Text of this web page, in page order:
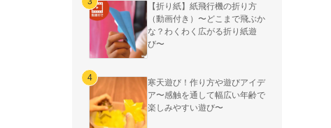
【折り紙】紙飛行機の折り方
（動画付き）〜どこまで飛ぶか
な？わくわく広がる折り紙遊
び〜
寒天遊び！作り方や遊びアイデ
ア〜感触を通して幅広い年齢で
楽しみやすい遊び〜